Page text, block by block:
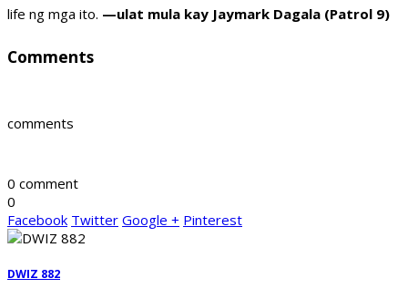
life ng mga ito. —ulat mula kay Jaymark Dagala (Patrol 9)
Comments
comments
0 comment
0
Facebook Twitter Google + Pinterest
DWIZ 882